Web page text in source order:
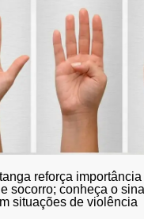
reforça
socorro; conheça o
situações de violência